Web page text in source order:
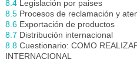
8.4Legislación por paises
8.5Procesos de reclamación y
8.6Exportación de productos
8.7 Distribución internacional
8.8Cuestionario: COMO
INTERNACIONAL